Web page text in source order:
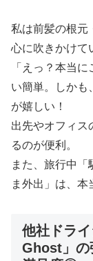
私は前髪の根元
心に吹きかけて
「えっ？本当
い簡単。しかも
が嬉しい！
出先やオフィス
るのが便利。
また、旅行中「
ま外出」は、本
他社ドラ
Ghost」の